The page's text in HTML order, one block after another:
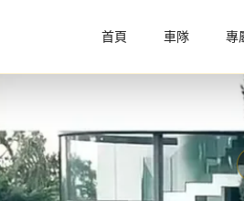
首頁 車隊 專